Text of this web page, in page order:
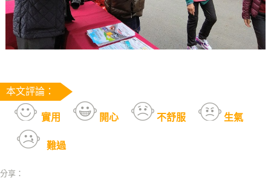
本文評論：
實用 開心 不舒服 生氣
難過
分享：